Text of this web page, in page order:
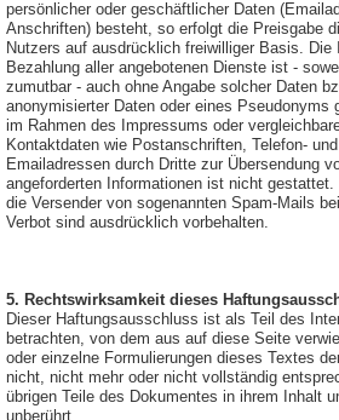
persönlicher oder geschäftlicher Daten
Anschriften) besteht, so erfolgt die Preisgabe
Nutzers auf ausdrücklich freiwilliger Basis. Die
Bezahlung aller angebotenen Dienste ist -
zumutbar - auch ohne Angabe solcher Daten
anonymisierter Daten oder eines Pseudonyms
im Rahmen des Impressums oder
Kontaktdaten wie Postanschriften, Telefon-
Emailadressen durch Dritte zur Übersendung
angeforderten Informationen ist nicht
die Versender von sogenannten Spam-Mails
Verbot sind ausdrücklich vorbehalten.
5. Rechtswirksamkeit dieses
Dieser Haftungsausschluss ist als Teil des
betrachten, von dem aus auf diese Seite
oder einzelne Formulierungen dieses Textes
nicht, nicht mehr oder nicht vollständig
übrigen Teile des Dokumentes in ihrem Inhalt
unberührt.